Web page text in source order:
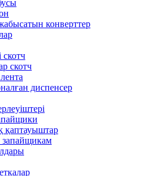
конверттер
скотч
скотч
диспенсер
қаптауыштар
запайщикам